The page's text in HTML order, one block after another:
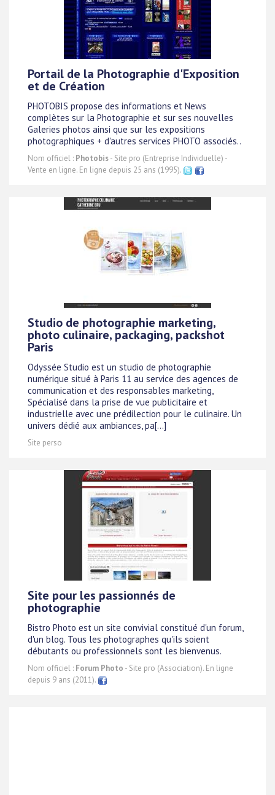
Portail de la Photographie d'Exposition
et de Création
PHOTOBIS propose des informations et News
complètes sur la Photographie et sur ses nouvelles
Galeries photos ainsi que sur les expositions
photographiques + d'autres services PHOTO associés..
Nom officiel : Photobis- Site pro (Entreprise Individuelle) -
Vente en ligne. En ligne depuis 25 ans (1995).
Studio de photographie marketing,
photo culinaire, packaging, packshot
Paris
Odyssée Studio est un studio de photographie
numérique situé à Paris 11 au service des agences de
communication et des responsables marketing,
Spécialisé dans la prise de vue publicitaire et
industrielle avec une prédilection pour le culinaire. Un
univers dédié aux ambiances, pa[...]
Site perso
Site pour les passionnés de
photographie
Bistro Photo est un site convivial constitué d'un forum,
d'un blog. Tous les photographes qu'ils soient
débutants ou professionnels sont les bienvenus.
Nom officiel : Forum Photo - Site pro (Association). En ligne
depuis 9 ans (2011).